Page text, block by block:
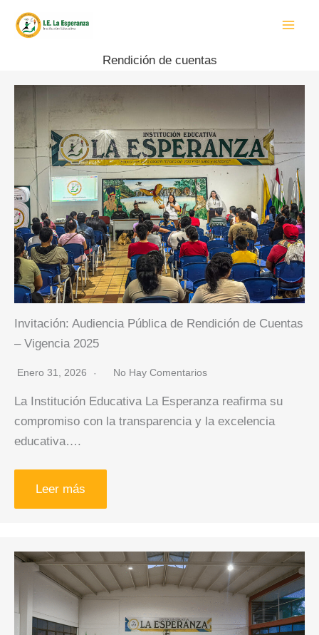
Rendición de cuentas
Invitación: Audiencia Pública de Rendición de Cuentas
– Vigencia 2025
Enero 31, 2026 No Hay Comentarios
La Institución Educativa La Esperanza reafirma su
compromiso con la transparencia y la excelencia
educativa….
Leer más